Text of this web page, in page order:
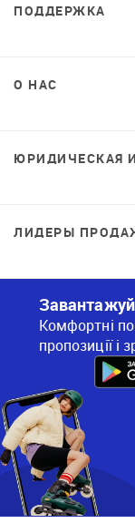
ПОДДЕРЖКА
О НАС
ЮРИДИЧЕСКАЯ
ЛИДЕРЫ
Комфортні
пропозиції і